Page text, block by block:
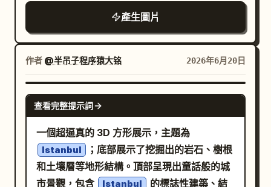
片，包含五個圓角模組；1 個平放在左前方前
與紫色頂部列；1 個位於中央前景的開啟報告/
文件平板，具備四個彩色圖表區塊；1 個堆疊
在右前方前景的文件或資料夾，頂部為一張空
白白紙；1 個位於前景的小型圓角方形應用程
式圖示堆疊；1 個位於底部中央的深色智慧型
手機或細長矩形裝置；1 個位於右後方垂直站
立的大型深色活頁夾或檔案夾堆疊，具備青色
與金色邊緣；1 個位於右上方的懸浮雲朵圖
示，邊緣帶有金色輪廓光；1 個位於最右側的
相關的標誌性地標、地形特
徵或象徵性結構，它們排列和諧並以精確的細
節呈現。微縮的道路、路徑、環境元素以及細
小的人偶與 Nano Banana Pro 自然互動，強
化其作為世界基石的存在感。 運用電影級燈
光、柔和的高光、頂級表面的反射以及選擇性
的景深模糊效果，營造出夢幻、超逼真的宣傳
氛圍。強調產品的頂級材質、流線型設計與未
來主義美學，圖片尺寸 4:5。
產生圖片
作者 @半吊子程序猿大铭 2026年6月20日
NANO BANANA PRO
查看完整提示詞
一個超逼真的 3D 方形展示，主題為
Istanbul
；底部展示了挖掘出的岩石、樹根
和土壤層等地形結構。頂部呈現出童話般的城
市景觀，包含
Istanbul
的標誌性建築、結